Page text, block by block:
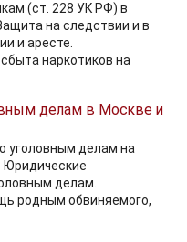
(ст. 228 УК РФ) в
на следствии и в
и аресте.
наркотиков на
делам в Москве и
уголовным делам на
Юридические
делам.
родным обвиняемого,